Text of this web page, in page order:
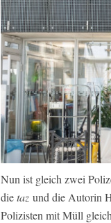
Nun ist gleich zwei
dietaz und die Autorin
Polizisten mit Müll